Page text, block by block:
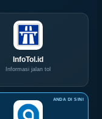
InfoTol.id
Informasi jalan tol